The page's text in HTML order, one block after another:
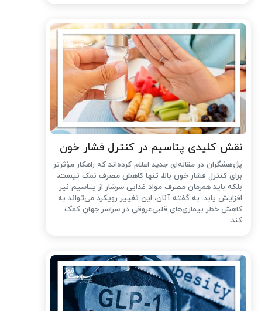
نقش کلیدی پتاسیم در کنترل فشار خون
پژوهشگران در مقاله‌ای جدید اعلام کرده‌اند که راهکار مؤثرتر
برای کنترل فشار خون بالا، تنها کاهش مصرف نمک نیست،
بلکه باید همزمان مصرف مواد غذایی سرشار از پتاسیم نیز
افزایش یابد. به گفته آنان، این تغییر رویکرد می‌تواند به
کاهش خطر بیماری‌های قلبی‌عروقی در سراسر جهان کمک
کند.